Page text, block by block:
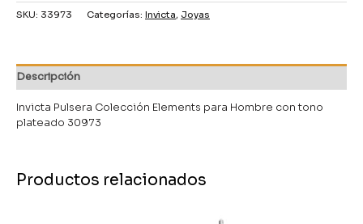
SKU: 33973 Categorías: Invicta, Joyas
Descripción
Invicta Pulsera Colección Elements para Hombre con tono
plateado 30973
Productos relacionados